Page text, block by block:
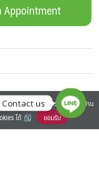
Appointment
ละเพิ่มประสิทธิภาพการใช้งานของท่าน
ได้ ที่นี่ ยอมรับ
Contact us